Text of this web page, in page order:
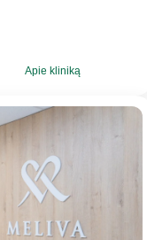
Apie kliniką